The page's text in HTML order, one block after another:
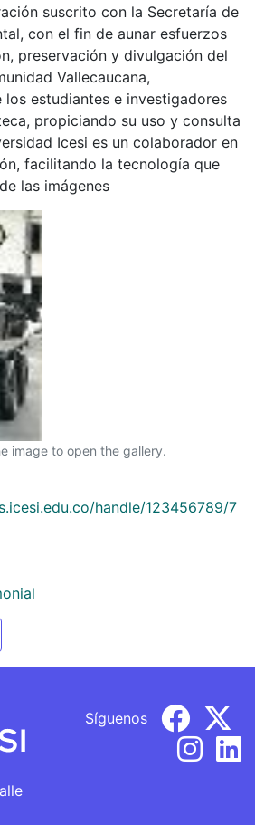
suscrito con la Secretaría de
con el fin de aunar esfuerzos
preservación y divulgación del
Vallecaucana,
los estudiantes e investigadores
propiciando su uso y consulta
Icesi es un colaborador en
facilitando la tecnología que
las imágenes
image to open the gallery.
handle/123456789/7
Síguenos